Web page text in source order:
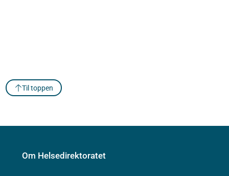
Til toppen
Om Helsedirektoratet